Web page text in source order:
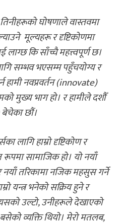
घोषणाले वास्तवमा
मूल्यहरू र दृष्टिकोणमा
कि साँच्चै महत्त्वपूर्ण छ।
सम्भव भएसम्म पहुँचयोग्य र
हामी नवप्रवर्तन (innovate)
मुख्य भाग हो। र हामीले दशौँ
छौं।
लागि हाम्रो दृष्टिकोण र
सामाजिक हो। यो नयाँ
नयाँ तरिकामा नजिक महसुस गर्ने
यन्त्र भनेको सक्रिय हुने र
उल्टो, उनीहरूले देखाएको
व्यक्ति थियो। मेरो मतलब,